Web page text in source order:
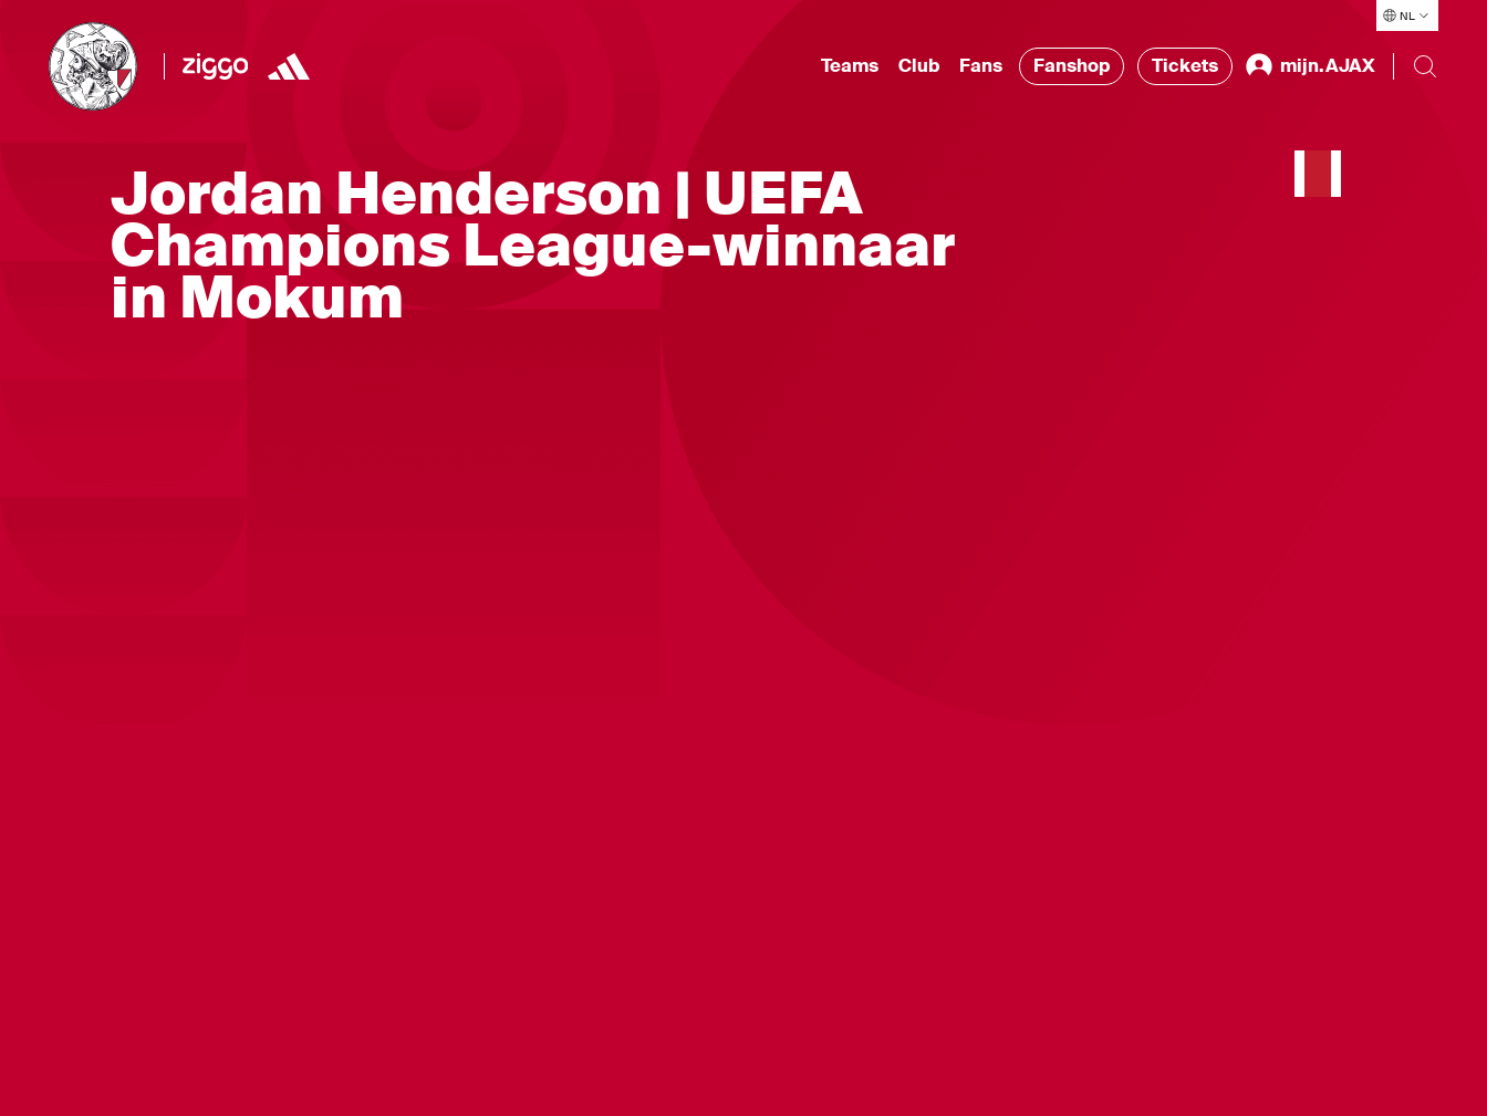
NL
Teams Club Fans Fanshop Tickets mijn.AJAX
Jordan Henderson | UEFA
Champions League-winnaar
in Mokum